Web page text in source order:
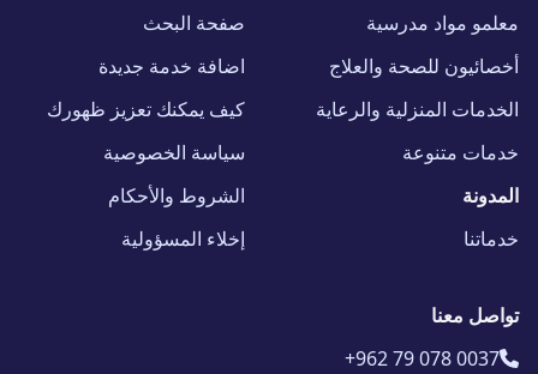
معلمو مواد مدرسية
أخصائيون للصحة والعلاج
الخدمات المنزلية والرعاية
خدمات متنوعة
المدونة
خدماتنا
صفحة البحث
اضافة خدمة جديدة
كيف يمكنك تعزيز ظهورك
سياسة الخصوصية
الشروط والأحكام
إخلاء المسؤولية
تواصل معنا
+962 79 078 0037